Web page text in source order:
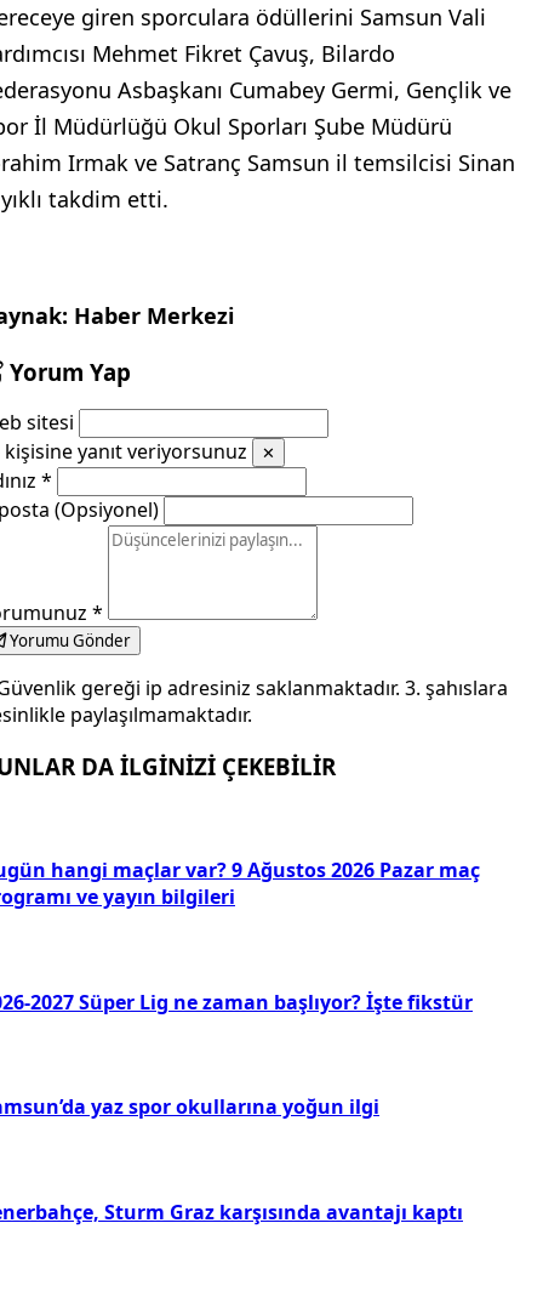
giren sporculara ödüllerini Samsun Vali
Mehmet Fikret Çavuş, Bilardo
Asbaşkanı Cumabey Germi, Gençlik ve
İl Müdürlüğü Okul Sporları Şube Müdürü
Irmak ve Satranç Samsun il temsilcisi Sinan
takdim etti.
Haber Merkezi
Yorum Yap
sitesi
kişisine yanıt veriyorsunuz
✕
*
(Opsiyonel)
*
Yorumu Gönder
gereği ip adresiniz saklanmaktadır. 3. şahıslara
paylaşılmamaktadır.
DA İLGİNİZİ ÇEKEBİLİR
hangi maçlar var? 9 Ağustos 2026 Pazar maç
ve yayın bilgileri
2027 Süper Lig ne zaman başlıyor? İşte fikstür
yaz spor okullarına yoğun ilgi
Sturm Graz karşısında avantajı kaptı